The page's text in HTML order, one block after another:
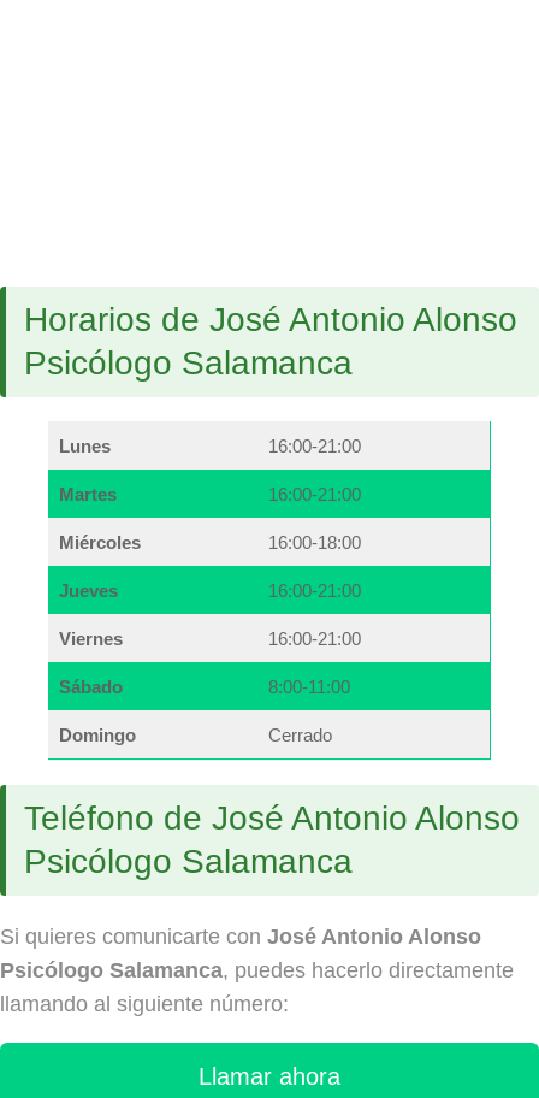
Horarios de José Antonio Alonso
Psicólogo Salamanca
Lunes 16:00-21:00
Martes 16:00-21:00
Miércoles 16:00-18:00
Jueves 16:00-21:00
Viernes 16:00-21:00
Sábado 8:00-11:00
Domingo Cerrado
Teléfono de José Antonio Alonso
Psicólogo Salamanca
Si quieres comunicarte con José Antonio Alonso
Psicólogo Salamanca, puedes hacerlo directamente
llamando al siguiente número:
Llamar ahora